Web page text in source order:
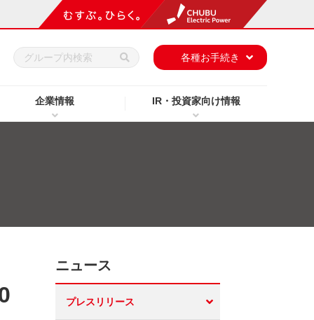
企業情報 IR・投資家向け情報
各種お手続き
ニュース
プレスリリース